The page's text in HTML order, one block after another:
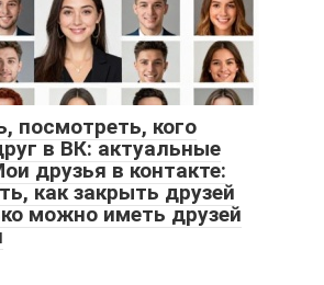
посмотреть, кого
в ВК: актуальные
друзья в контакте:
как закрыть друзей
можно иметь друзей